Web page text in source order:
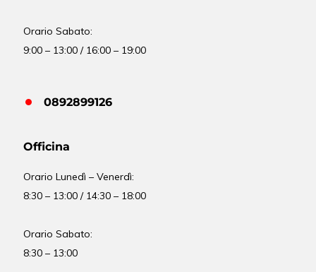
Orario Sabato:
9:00 – 13:00 / 16:00 – 19:00
0892899126
Officina
OrarioLunedì – Venerdì:
8:30 – 13:00 / 14:30 – 18:00
Orario Sabato:
8:30 – 13:00